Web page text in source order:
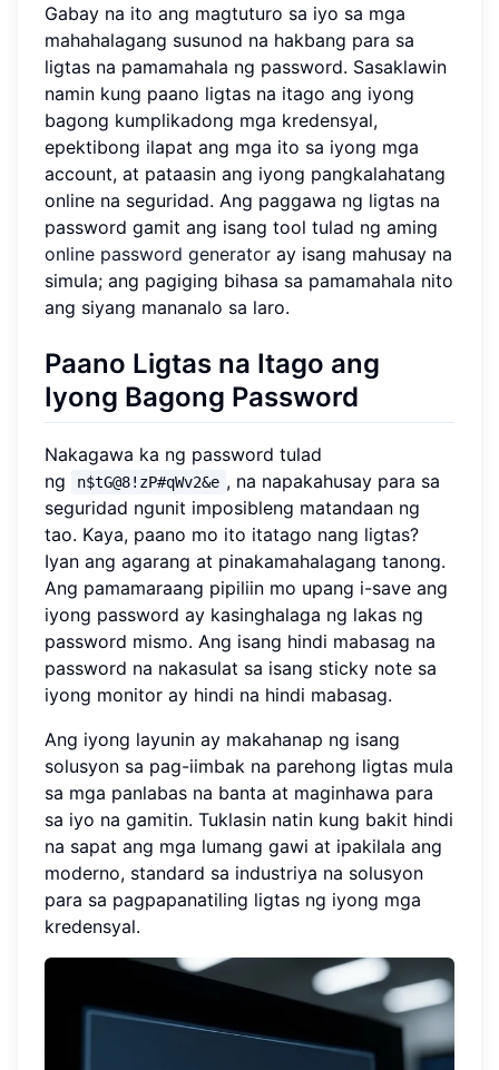
Gabay na ito ang magtuturo sa iyo sa mga
mahahalagang susunod na hakbang para sa
ligtas na pamamahala ng password. Sasaklawin
namin kung paano ligtas na itago ang iyong
bagong kumplikadong mga kredensyal,
epektibong ilapat ang mga ito sa iyong mga
account, at pataasin ang iyong pangkalahatang
online na seguridad. Ang paggawa ng ligtas na
password gamit ang isang tool tulad ng aming
online password generator ay isang mahusay na
simula; ang pagiging bihasa sa pamamahala nito
ang siyang mananalo sa laro.
Paano Ligtas na Itago ang
Iyong Bagong Password
Nakagawa ka ng password tulad
ng
n$tG@8!zP#qWv2&e , na napakahusay para sa
seguridad ngunit imposibleng matandaan ng
tao. Kaya, paano mo ito itatago nang ligtas?
Iyan ang agarang at pinakamahalagang tanong.
Ang pamamaraang pipiliin mo upang i-save ang
iyong password ay kasinghalaga ng lakas ng
password mismo. Ang isang hindi mabasag na
password na nakasulat sa isang sticky note sa
iyong monitor ay hindi na hindi mabasag.
Ang iyong layunin ay makahanap ng isang
solusyon sa pag-iimbak na parehong ligtas mula
sa mga panlabas na banta at maginhawa para
sa iyo na gamitin. Tuklasin natin kung bakit hindi
na sapat ang mga lumang gawi at ipakilala ang
moderno, standard sa industriya na solusyon
para sa pagpapanatiling ligtas ng iyong mga
kredensyal.